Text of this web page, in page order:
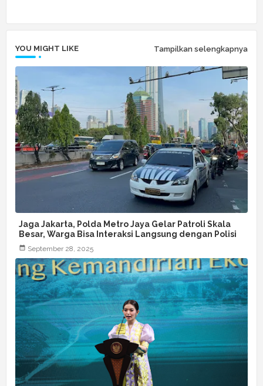
YOU MIGHT LIKE Tampilkan selengkapnya
Jaga Jakarta, Polda Metro Jaya Gelar Patroli Skala
Besar, Warga Bisa Interaksi Langsung dengan Polisi
September 28, 2025